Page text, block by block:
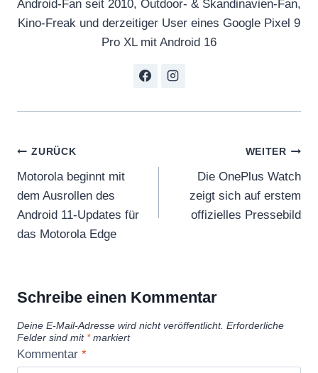
Android-Fan seit 2010, Outdoor- & Skandinavien-Fan,
Kino-Freak und derzeitiger User eines Google Pixel 9
Pro XL mit Android 16
Beitragsnavigation
ZURÜCK
Motorola beginnt mit
dem Ausrollen des
Android 11-Updates für
das Motorola Edge
WEITER
Die OnePlus Watch
zeigt sich auf erstem
offizielles Pressebild
Schreibe einen Kommentar
Deine E-Mail-Adresse wird nicht veröffentlicht. Erforderliche
Felder sind mit *markiert
Kommentar *